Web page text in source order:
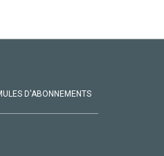
D'ABONNEMENTS